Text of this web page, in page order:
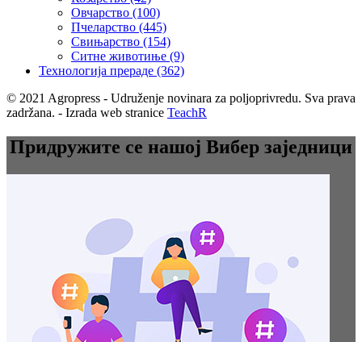
Овчарство (100)
Пчеларство (445)
Свињарство (154)
Ситне животиње (9)
Технологија прераде (362)
© 2021 Agropress - Udruženje novinara za poljoprivredu. Sva prava
zadržana. - Izrada web stranice TeachR
Придружите се нашој Вибер заједници